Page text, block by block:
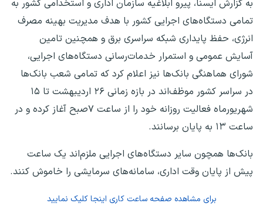
به گزارش ایسنا، پیرو ابلاغیه سازمان اداری و استخدامی کشور به
تمامی دستگاه‌های اجرایی کشور با هدف مدیریت بهینه مصرف
انرژی، حفظ پایداری شبکه سراسری برق و همچنین تامین
آسایش عمومی و استمرار خدمات‌رسانی دستگاه‌های اجرایی،
شورای هماهنگی بانک‌ها نیز اعلام کرد که تمامی شعب بانک‌ها
در سراسر کشور موظف‌اند در بازه زمانی ۲۶ اردیبهشت تا ۱۵
شهریورماه فعالیت روزانه خود را از ساعت ۷صبح آغاز کرده و در
ساعت ۱۳ به پایان برسانند.
بانک‌ها همچون سایر دستگاه‌های اجرایی ملزم‌اند یک ساعت
پیش از پایان وقت اداری، سامانه‌های سرمایشی را خاموش کنند.
برای مشاهده صفحه ساعت کاری اینجا کلیک نمایید